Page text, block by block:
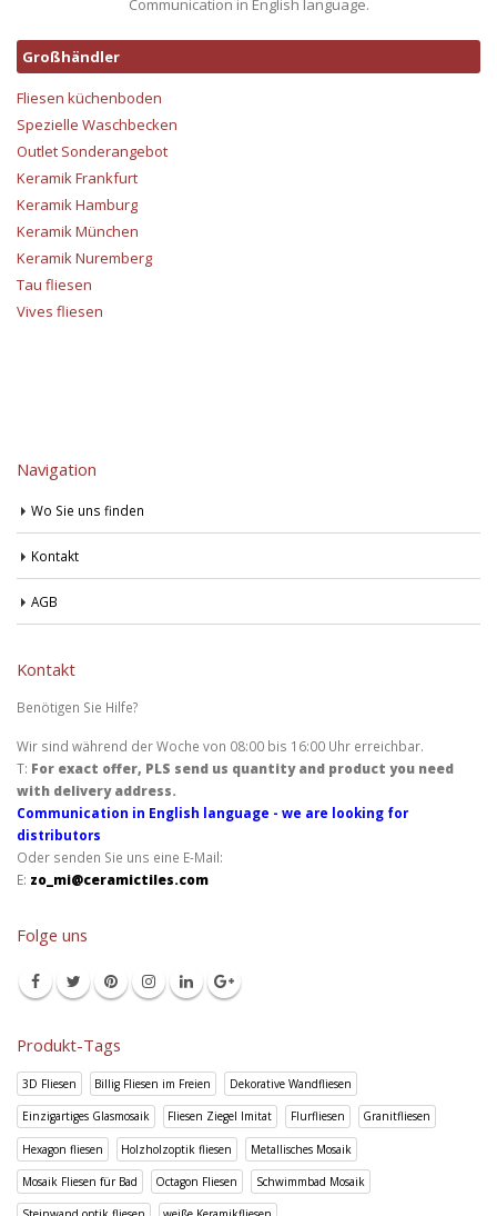
Communication in English language.
Großhändler
Fliesen küchenboden
Spezielle Waschbecken
Outlet Sonderangebot
Keramik Frankfurt
Keramik Hamburg
Keramik München
Keramik Nuremberg
Tau fliesen
Vives fliesen
Navigation
Wo Sie uns finden
Kontakt
AGB
Kontakt
Benötigen Sie Hilfe?
Wir sind während der Woche von 08:00 bis 16:00 Uhr erreichbar.
T: For exact offer, PLS send us quantity and product you need
with delivery address.
Communication in English language - we are looking for
distributors
Oder senden Sie uns eine E-Mail:
E: zo_mi@ceramictiles.com
Folge uns
Produkt-Tags
3D Fliesen Billig Fliesen im Freien Dekorative Wandfliesen
Einzigartiges Glasmosaik Fliesen Ziegel Imitat Flurfliesen Granitfliesen
Hexagon fliesen Holzholzoptik fliesen Metallisches Mosaik
Mosaik Fliesen für Bad Octagon Fliesen Schwimmbad Mosaik